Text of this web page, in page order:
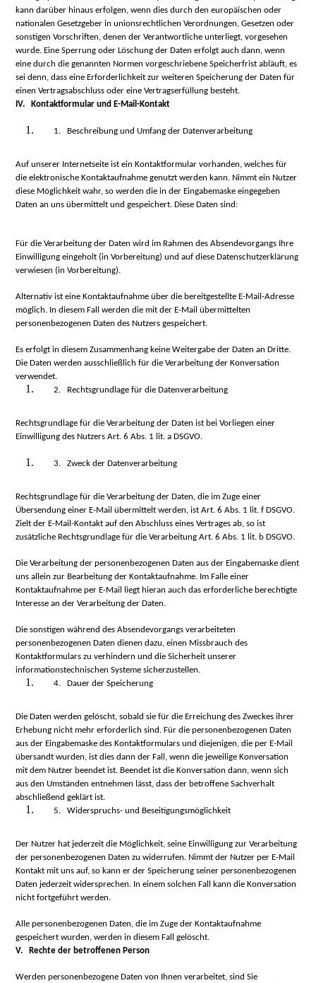
kann darüber hinaus erfolgen, wenn dies durch den europäischen oder
nationalen Gesetzgeber in unionsrechtlichen Verordnungen, Gesetzen oder
sonstigen Vorschriften, denen der Verantwortliche unterliegt, vorgesehen
wurde. Eine Sperrung oder Löschung der Daten erfolgt auch dann, wenn
eine durch die genannten Normen vorgeschriebene Speicherfrist abläuft, es
sei denn, dass eine Erforderlichkeit zur weiteren Speicherung der Daten für
einen Vertragsabschluss oder eine Vertragserfüllung besteht.
IV. Kontaktformular und E-Mail-Kontakt
1. Beschreibung und Umfang der Datenverarbeitung
Auf unserer Internetseite ist ein Kontaktformular vorhanden, welches für
die elektronische Kontaktaufnahme genutzt werden kann. Nimmt ein Nutzer
diese Möglichkeit wahr, so werden die in der Eingabemaske eingegeben
Daten an uns übermittelt und gespeichert. Diese Daten sind:
Für die Verarbeitung der Daten wird im Rahmen des Absendevorgangs Ihre
Einwilligung eingeholt (in Vorbereitung) und auf diese Datenschutzerklärung
verwiesen (in Vorbereitung).
Alternativ ist eine Kontaktaufnahme über die bereitgestellte E-Mail-Adresse
möglich. In diesem Fall werden die mit der E-Mail übermittelten
personenbezogenen Daten des Nutzers gespeichert.
Es erfolgt in diesem Zusammenhang keine Weitergabe der Daten an Dritte.
Die Daten werden ausschließlich für die Verarbeitung der Konversation
verwendet.
2. Rechtsgrundlage für die Datenverarbeitung
Rechtsgrundlage für die Verarbeitung der Daten ist bei Vorliegen einer
Einwilligung des Nutzers Art. 6 Abs. 1 lit. a DSGVO.
3. Zweck der Datenverarbeitung
Rechtsgrundlage für die Verarbeitung der Daten, die im Zuge einer
Übersendung einer E-Mail übermittelt werden, ist Art. 6 Abs. 1 lit. f DSGVO.
Zielt der E-Mail-Kontakt auf den Abschluss eines Vertrages ab, so ist
zusätzliche Rechtsgrundlage für die Verarbeitung Art. 6 Abs. 1 lit. b DSGVO.
Die Verarbeitung der personenbezogenen Daten aus der Eingabemaske dient
uns allein zur Bearbeitung der Kontaktaufnahme. Im Falle einer
Kontaktaufnahme per E-Mail liegt hieran auch das erforderliche berechtigte
Interesse an der Verarbeitung der Daten.
Die sonstigen während des Absendevorgangs verarbeiteten
personenbezogenen Daten dienen dazu, einen Missbrauch des
Kontaktformulars zu verhindern und die Sicherheit unserer
informationstechnischen Systeme sicherzustellen.
4. Dauer der Speicherung
Die Daten werden gelöscht, sobald sie für die Erreichung des Zweckes ihrer
Erhebung nicht mehr erforderlich sind. Für die personenbezogenen Daten
aus der Eingabemaske des Kontaktformulars und diejenigen, die per E-Mail
übersandt wurden, ist dies dann der Fall, wenn die jeweilige Konversation
mit dem Nutzer beendet ist. Beendet ist die Konversation dann, wenn sich
aus den Umständen entnehmen lässt, dass der betroffene Sachverhalt
abschließend geklärt ist.
5. Widerspruchs- und Beseitigungsmöglichkeit
Der Nutzer hat jederzeit die Möglichkeit, seine Einwilligung zur Verarbeitung
der personenbezogenen Daten zu widerrufen. Nimmt der Nutzer per E-Mail
Kontakt mit uns auf, so kann er der Speicherung seiner personenbezogenen
Daten jederzeit widersprechen. In einem solchen Fall kann die Konversation
nicht fortgeführt werden.
Alle personenbezogenen Daten, die im Zuge der Kontaktaufnahme
gespeichert wurden, werden in diesem Fall gelöscht.
V. Rechte der betroffenen Person
Werden personenbezogene Daten von Ihnen verarbeitet, sind Sie